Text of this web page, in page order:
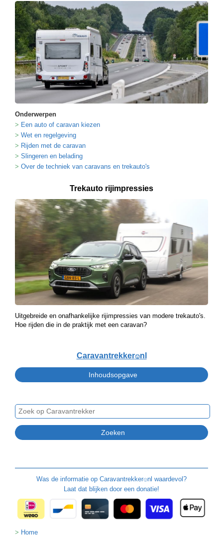
Onderwerpen
Een auto of caravan kiezen
Wet en regelgeving
Rijden met de caravan
Slingeren en belading
Over de techniek van caravans en trekauto's
Trekauto rijimpressies
Uitgebreide en onafhankelijke rijimpressies van modere trekauto's.
Hoe rijden die in de praktijk met een caravan?
Caravantrekker🙂nl
Was de informatie op Caravantrekker🙂nl waardevol?
Laat dat blijken door een donatie!
Home